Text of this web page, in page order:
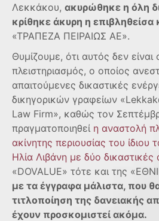
Λεκκάκου, ακυρώθηκε η όλη
κρίθηκε άκυρη η
«ΤΡΑΠΕΖΑ ΠΕΙΡΑΙΩΣ ΑΕ».
Θυμίζουμε, ότι αυτός δεν
πλειστηριασμός, ο οποίος
απαιτούμενες δικαστικές
δικηγορικών γραφείων
Law Firm», καθώς τον
πραγματοποιηθεί η αναστολή
ακίνητης περιουσίας του ίδιου
Ηλία Λιβάνη με δύο δικαστικές
«DOVALUE» τότε και της
με τα έγγραφα μάλιστα, που
τιτλοποίηση της δανειακής
έχουν προσκομιστεί ακόμα.